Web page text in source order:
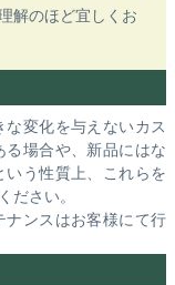
解のほど宜しくお
変化を与えないカス
場合や、新品にはな
う性質上、これらを
さい。
ナンスはお客様にて行